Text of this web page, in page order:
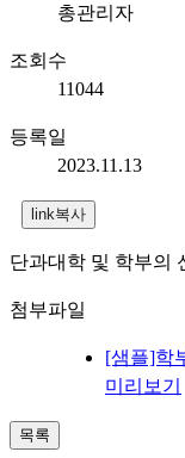
총관리자
조회수
11044
등록일
2023.11.13
단과대학 및 학부의
첨부파일
[샘플]학
미리보기